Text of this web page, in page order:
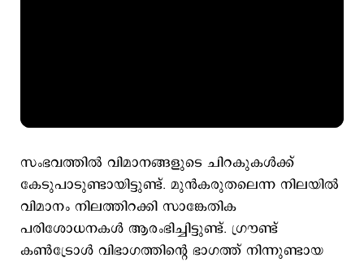
സംഭവത്തിൽ വിമാനങ്ങളുടെ ചിറകുകള്‍ക്ക്
കേടുപാടുണ്ടായിട്ടുണ്ട്. മുൻകരുതലെന്ന നിലയിൽ
വിമാനം നിലത്തിറക്കി സാങ്കേതിക
പരിശോധനകൾ ആരംഭിച്ചിട്ടുണ്ട്. ഗ്രൗണ്ട്
കൺട്രോൾ വിഭാഗത്തിന്റെ ഭാഗത്ത് നിന്നുണ്ടായ